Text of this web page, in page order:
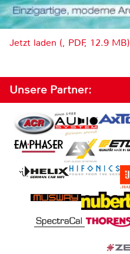
Jetzt laden (, PDF, 12.9 MB)
Unsere Partner: